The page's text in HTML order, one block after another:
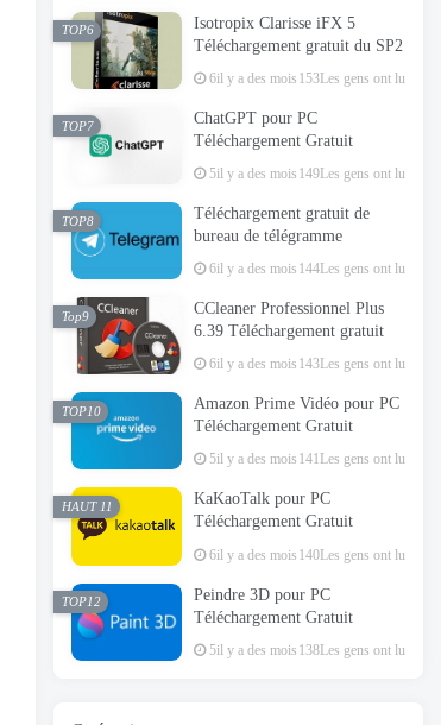
Isotropix Clarisse iFX 5
Téléchargement gratuit du SP2
6il y a des mois 153Les gens ont lu
TOP6
ChatGPT pour PC
Téléchargement Gratuit
5il y a des mois 149Les gens ont lu
TOP7
Téléchargement gratuit de
bureau de télégramme
6il y a des mois 144Les gens ont lu
TOP8
CCleaner Professionnel Plus
6.39 Téléchargement gratuit
6il y a des mois 143Les gens ont lu
Top9
Amazon Prime Vidéo pour PC
Téléchargement Gratuit
5il y a des mois 141Les gens ont lu
TOP10
KaKaoTalk pour PC
Téléchargement Gratuit
6il y a des mois 140Les gens ont lu
HAUT 11
Peindre 3D pour PC
Téléchargement Gratuit
5il y a des mois 138Les gens ont lu
TOP12